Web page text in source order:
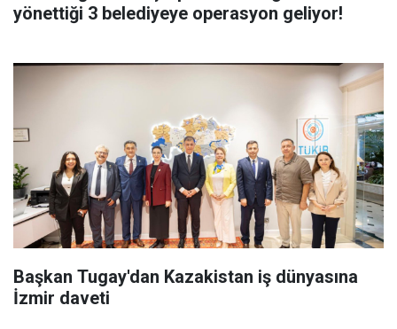
yönettiği 3 belediyeye operasyon geliyor!
Başkan Tugay'dan Kazakistan iş dünyasına
İzmir daveti